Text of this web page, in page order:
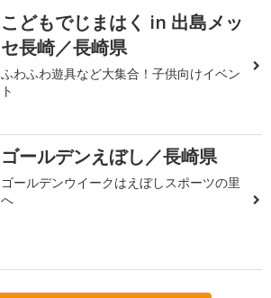
こどもでじまはく in 出島メッ
セ長崎／長崎県
ふわふわ遊具など大集合！子供向けイベン
ト
ゴールデンえぼし／長崎県
ゴールデンウイークはえぼしスポーツの里
へ